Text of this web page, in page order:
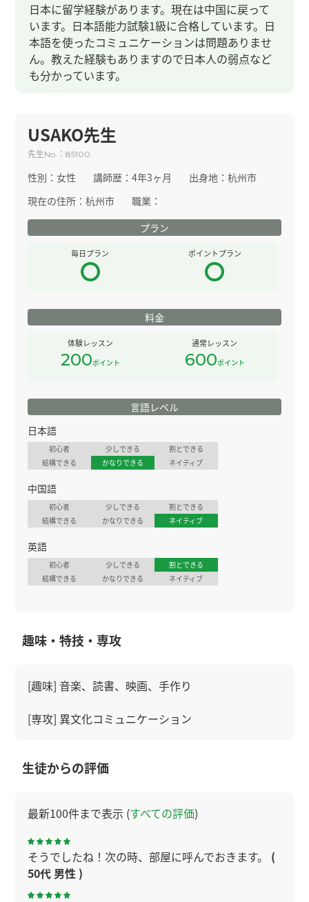
日本に留学経験があります。現在は中国に戻って
います。日本語能力試験1級に合格しています。日
本語を使ったコミュニケーションは問題ありませ
ん。教えた経験もありますので日本人の弱点など
も分かっています。
USAKO先生
先生No. ：85100
性別：女性 講師歴：4年3ヶ月 出身地：杭州市
現在の住所：杭州市
職業：
プラン
毎日プラン ポイントプラン
料金
体験レッスン
200ポイント
通常レッスン
600ポイント
言語レベル
日本語
初心者 少しできる
割とできる
結構できる
かなりできる ネイティブ
中国語
初心者 少しできる
割とできる
結構できる
かなりできる ネイティブ
英語
初心者 少しできる
割とできる
結構できる
かなりできる ネイティブ
趣味・特技・専攻
[趣味] 音楽、読書、映画、手作り
[専攻] 異文化コミュニケーション
生徒からの評価
最新100件まで表示 (すべての評価)
そうでしたね！次の時、部屋に呼んでおきます。 (
50代 男性 )